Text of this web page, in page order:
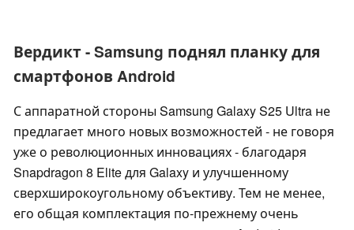
Вердикт - Samsung поднял планку для
смартфонов Android
С аппаратной стороны Samsung Galaxy S25 Ultra не
предлагает много новых возможностей - не говоря
уже о революционных инновациях - благодаря
Snapdragon 8 Elite для Galaxy и улучшенному
сверхширокоугольному объективу. Тем не менее,
его общая комплектация по-прежнему очень